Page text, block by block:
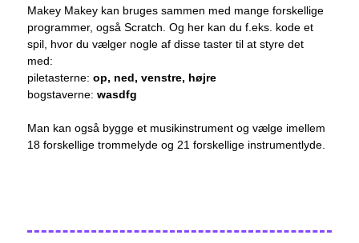
Makey Makey kan bruges sammen med mange forskellige
programmer, også Scratch. Og her kan du f.eks. kode et
spil, hvor du vælger nogle af disse taster til at styre det
med:
piletasterne: op, ned, venstre, højre
bogstaverne: wasdfg
Man kan også bygge et musikinstrument og vælge imellem
18 forskellige trommelyde og 21 forskellige instrumentlyde.